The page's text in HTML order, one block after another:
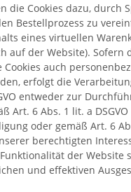
die Cookies dazu, durch
Bestellprozess zu
eines virtuellen
auf der Website). Sofern
Cookies auch
erfolgt die
entweder zur
Art. 6 Abs. 1 lit. a
oder gemäß Art. 6
berechtigten
der Website
und effektiven